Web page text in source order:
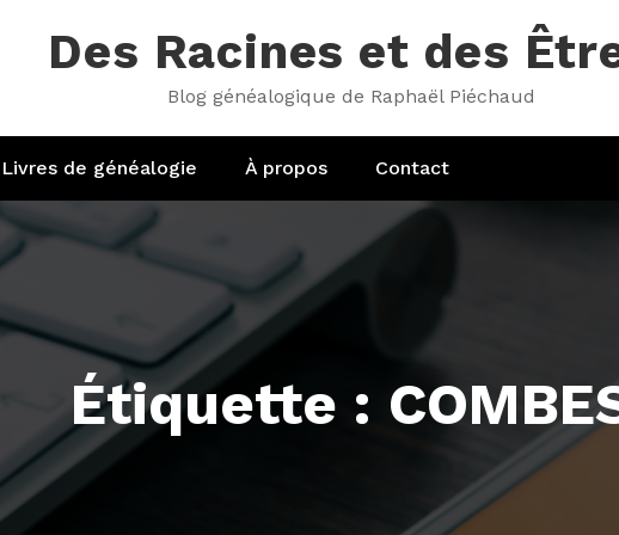
Des Racines et des
Blog généalogique de Raphaël Piéchaud
Livres de généalogie À propos Contact
Étiquette :